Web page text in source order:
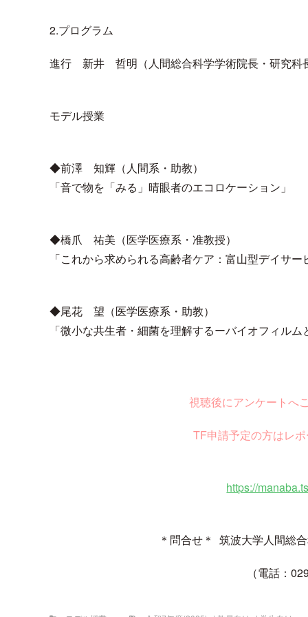
2.プログラム
進行 新井 哲明（人間総合科学学術院長・研究科
モデル授業
◆前澤 知輝（人間系・助教）
「音で物を「みる」晴眼者のエコロケーション」
◆橋爪 祐美（医学医療系・准教授）
「これから求められる高齢者ケア：富山型デイサー
◆尾花 望（医学医療系・助教）
「微小な共生者・細菌を理解するーバイオフィルム
視聴後にアンケートへ
TF申請予定の方はレポ
https://
＊問合せ＊ 筑波大学人間総
（電話：029-